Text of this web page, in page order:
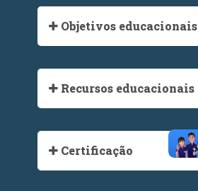
Objetivos educacionais
Recursos educacionais
Certificação